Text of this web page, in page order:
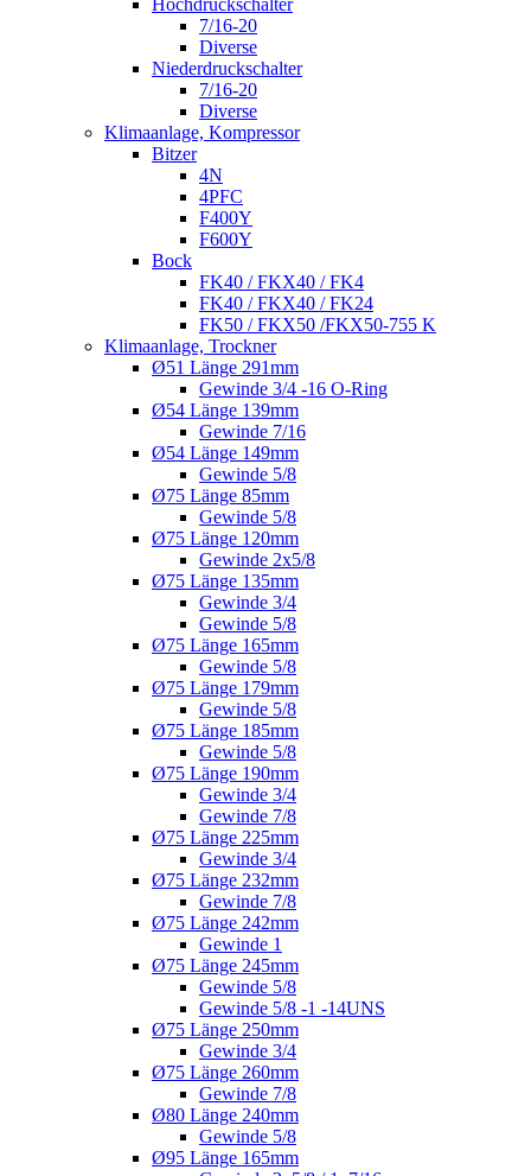
Hochdruckschalter
7/16-20
Diverse
Niederdruckschalter
7/16-20
Diverse
Klimaanlage, Kompressor
Bitzer
4N
4PFC
F400Y
F600Y
Bock
FK40 / FKX40 / FK4
FK40 / FKX40 / FK24
FK50 / FKX50 /FKX50-755 K
Klimaanlage, Trockner
Ø51 Länge 291mm
Gewinde 3/4 -16 O-Ring
Ø54 Länge 139mm
Gewinde 7/16
Ø54 Länge 149mm
Gewinde 5/8
Ø75 Länge 85mm
Gewinde 5/8
Ø75 Länge 120mm
Gewinde 2x5/8
Ø75 Länge 135mm
Gewinde 3/4
Gewinde 5/8
Ø75 Länge 165mm
Gewinde 5/8
Ø75 Länge 179mm
Gewinde 5/8
Ø75 Länge 185mm
Gewinde 5/8
Ø75 Länge 190mm
Gewinde 3/4
Gewinde 7/8
Ø75 Länge 225mm
Gewinde 3/4
Ø75 Länge 232mm
Gewinde 7/8
Ø75 Länge 242mm
Gewinde 1
Ø75 Länge 245mm
Gewinde 5/8
Gewinde 5/8 -1 -14UNS
Ø75 Länge 250mm
Gewinde 3/4
Ø75 Länge 260mm
Gewinde 7/8
Ø80 Länge 240mm
Gewinde 5/8
Ø95 Länge 165mm